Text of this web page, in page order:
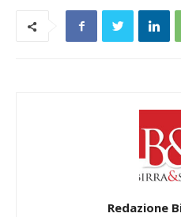
Redazione